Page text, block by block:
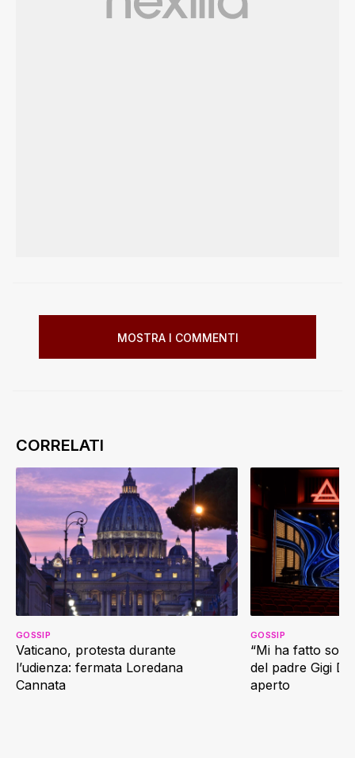
MOSTRA I COMMENTI
Vaticano, protesta durante
l’udienza: fermata Loredana
Cannata
GOSSIP
“Mi ha fatto
del padre Gigi
aperto
GOSSIP